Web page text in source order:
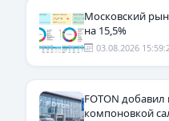
Московский
на 15,5%
03.08.2026
FOTON
компоновкой